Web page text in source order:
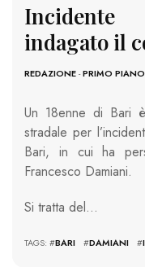
indagato il
REDAZIONE-PRIMO PIANO
Un 18enne di Bari
stradale per
Bari, in cui ha
Francesco Damiani.
Si tratta del…
TAGS: #BARI #DAMIANI #